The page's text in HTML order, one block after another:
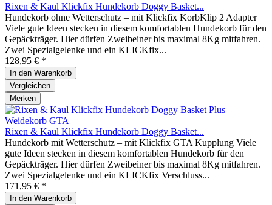
Rixen & Kaul Klickfix Hundekorb Doggy Basket...
Hundekorb ohne Wetterschutz – mit Klickfix KorbKlip 2 Adapter
Viele gute Ideen stecken in diesem komfortablen Hundekorb für den
Gepäckträger. Hier dürfen Zweibeiner bis maximal 8Kg mitfahren.
Zwei Spezialgelenke und ein KLICKfix...
128,95 € *
In den Warenkorb
Vergleichen
Merken
Rixen & Kaul Klickfix Hundekorb Doggy Basket...
Hundekorb mit Wetterschutz – mit Klickfix GTA Kupplung Viele
gute Ideen stecken in diesem komfortablen Hundekorb für den
Gepäckträger. Hier dürfen Zweibeiner bis maximal 8Kg mitfahren.
Zwei Spezialgelenke und ein KLICKfix Verschluss...
171,95 € *
In den Warenkorb